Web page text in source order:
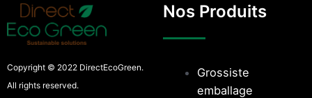
Copyright © 2022 DirectEcoGreen.
All rights reserved.
Nos Produits
Grossiste
emballage